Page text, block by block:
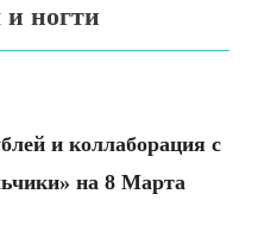
ногти
и коллаборация с
на 8 Марта